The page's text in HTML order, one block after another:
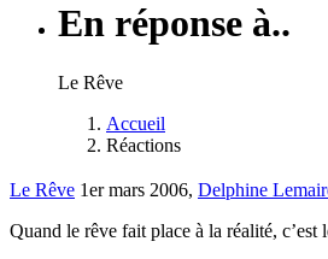
En réponse à..
Le Rêve
Accueil
Réactions
Le Rêve 1er mars 2006, Delphine
Quand le rêve fait place à la réalité,